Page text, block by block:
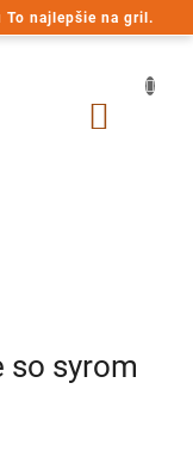
To najlepšie na gril.
syrom